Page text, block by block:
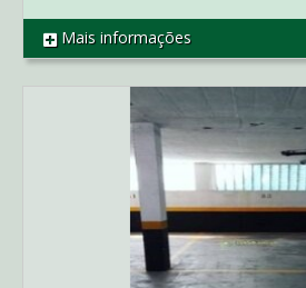
REF AP2865
Mais informações